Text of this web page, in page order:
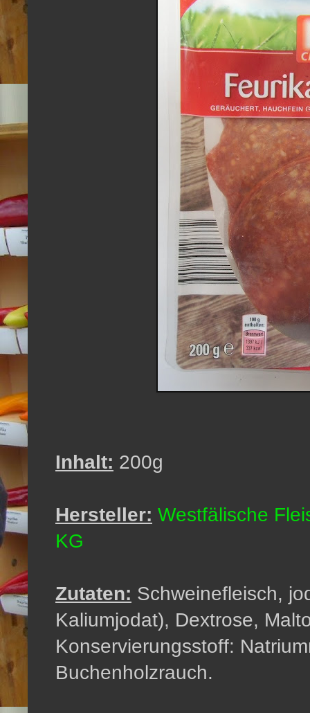
Inhalt: 200g
Hersteller: Westfälische
KG
Zutaten: Schweinefleisch,
Kaliumjodat), Dextrose,
Konservierungsstoff:
Buchenholzrauch.